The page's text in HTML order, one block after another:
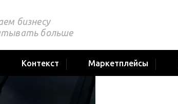
бизнесу
больше
Контекст Маркетплейсы